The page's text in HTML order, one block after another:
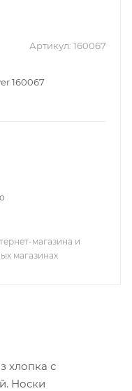
Артикул: 160067
160067
магазина и
магазинах
хлопка с
Носки